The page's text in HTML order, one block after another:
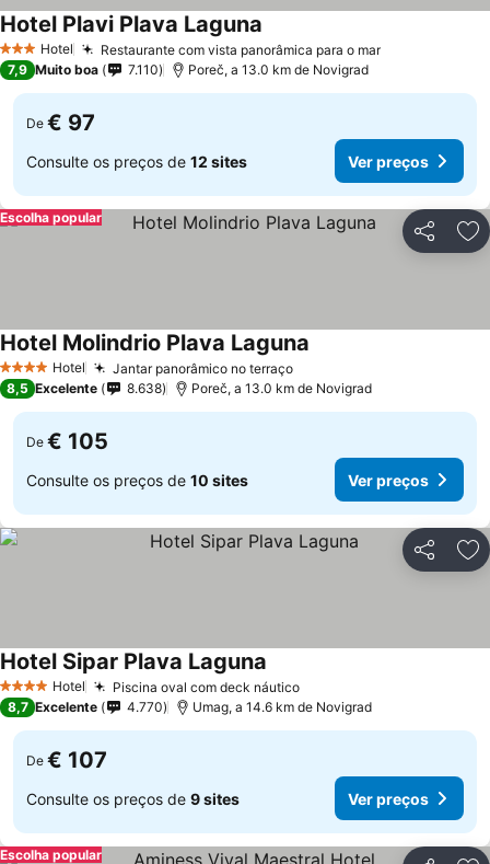
3 EstrelasHotel Restaurante com vista panorâmica para o mar
Hotel Plavi Plava Laguna
7,9 Muito boa 7.110 Poreč, a 13.0 km de Novigrad
De € 97
Consulte os preços de 12 sites Ver preços
Partilhar
Escolha popular
4 EstrelasHotel Jantar panorâmico no terraço
Hotel Molindrio Plava Laguna
8,5 Excelente 8.638 Poreč, a 13.0 km de Novigrad
De € 105
Consulte os preços de 10 sites Ver preços
Partilhar
4 EstrelasHotel Piscina oval com deck náutico
Hotel Sipar Plava Laguna
8,7 Excelente 4.770 Umag, a 14.6 km de Novigrad
De € 107
Consulte os preços de 9 sites Ver preços
Escolha popular